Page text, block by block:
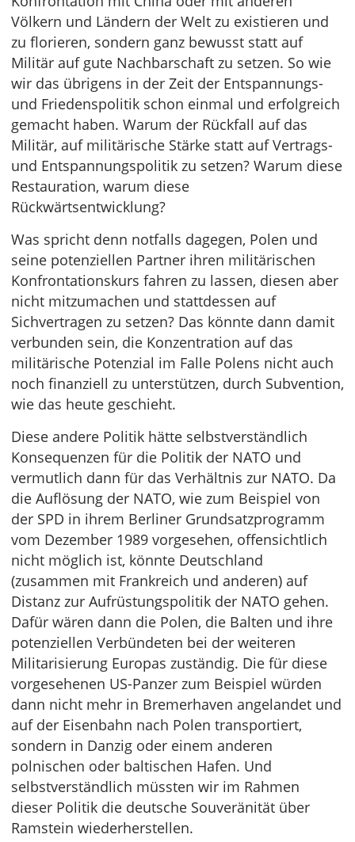
Völkern und Ländern der Welt zu existieren und
zu florieren, sondern ganz bewusst statt auf
Militär auf gute Nachbarschaft zu setzen. So wie
wir das übrigens in der Zeit der Entspannungs-
und Friedenspolitik schon einmal und erfolgreich
gemacht haben. Warum der Rückfall auf das
Militär, auf militärische Stärke statt auf Vertrags-
und Entspannungspolitik zu setzen? Warum diese
Restauration, warum diese
Rückwärtsentwicklung?
Was spricht denn notfalls dagegen, Polen und
seine potenziellen Partner ihren militärischen
Konfrontationskurs fahren zu lassen, diesen aber
nicht mitzumachen und stattdessen auf
Sichvertragen zu setzen? Das könnte dann damit
verbunden sein, die Konzentration auf das
militärische Potenzial im Falle Polens nicht auch
noch finanziell zu unterstützen, durch Subvention,
wie das heute geschieht.
Diese andere Politik hätte selbstverständlich
Konsequenzen für die Politik der NATO und
vermutlich dann für das Verhältnis zur NATO. Da
die Auflösung der NATO, wie zum Beispiel von
der SPD in ihrem Berliner Grundsatzprogramm
vom Dezember 1989 vorgesehen, offensichtlich
nicht möglich ist, könnte Deutschland
(zusammen mit Frankreich und anderen) auf
Distanz zur Aufrüstungspolitik der NATO gehen.
Dafür wären dann die Polen, die Balten und ihre
potenziellen Verbündeten bei der weiteren
Militarisierung Europas zuständig. Die für diese
vorgesehenen US-Panzer zum Beispiel würden
dann nicht mehr in Bremerhaven angelandet und
auf der Eisenbahn nach Polen transportiert,
sondern in Danzig oder einem anderen
polnischen oder baltischen Hafen. Und
selbstverständlich müssten wir im Rahmen
dieser Politik die deutsche Souveränität über
Ramstein wiederherstellen.